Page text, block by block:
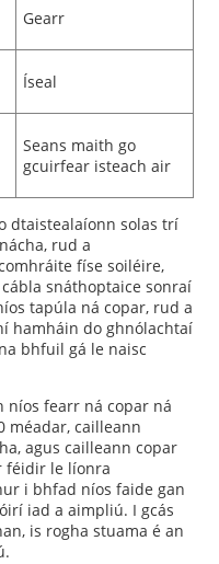
Gearr
Íseal
Seans maith go
gcuirfear isteach air
dtaistealaíonn solas trí
rud a
físe soiléire,
snáthoptaice sonraí
tapúla ná copar, rud a
hamháin do ghnólachtaí
bhfuil gá le naisc
níos fearr ná copar ná
méadar, cailleann
agus cailleann copar
féidir le líonra
i bhfad níos faide gan
iad a aimpliú. I gcás
is rogha stuama é an